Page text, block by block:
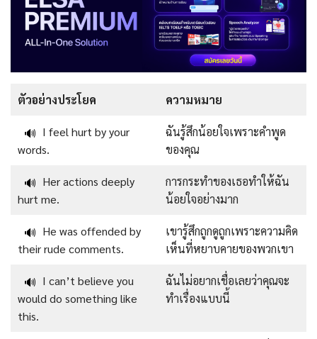
ตัวอย่างประโยค ความหมาย
🔊 I feel hurt by your
words.
ฉันรู้สึกน้อยใจเพราะคำพูด
ของคุณ
🔊 Her actions deeply
hurt me.
การกระทำของเธอทำให้ฉัน
น้อยใจอย่างมาก
🔊 He was offended by
their rude comments.
เขารู้สึกถูกดูถูกเพราะความคิด
เห็นที่หยาบคายของพวกเขา
🔊 I can’t believe you
would do something like
this.
ฉันไม่อยากเชื่อเลยว่าคุณจะ
ทำเรื่องแบบนี้